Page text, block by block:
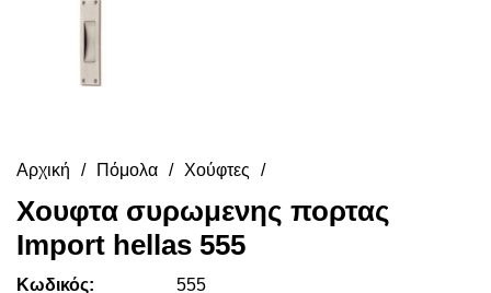
Αρχική Πόμολα Χούφτες
Χουφτα συρωμενης πορτας
Import hellas 555
Κωδικός:
555